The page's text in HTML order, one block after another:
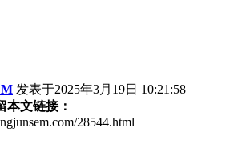
发表于2025年3月19日 10:21:58
本文链接：
28544.html